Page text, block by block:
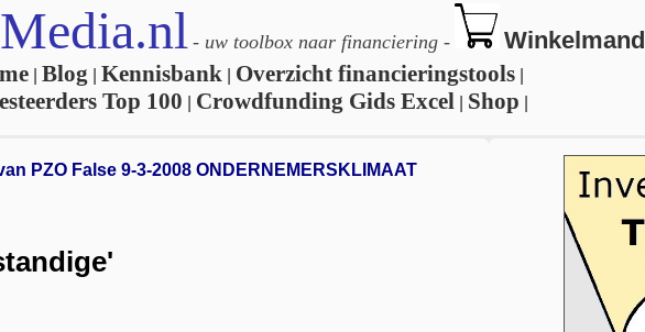
Media.nl - uw toolbox naar financiering - Winkelmand
Blog Kennisbank Overzicht financieringstools
Top 100 Crowdfunding Gids Excel Shop
PZO False 9-3-2008 ONDERNEMERSKLIMAAT